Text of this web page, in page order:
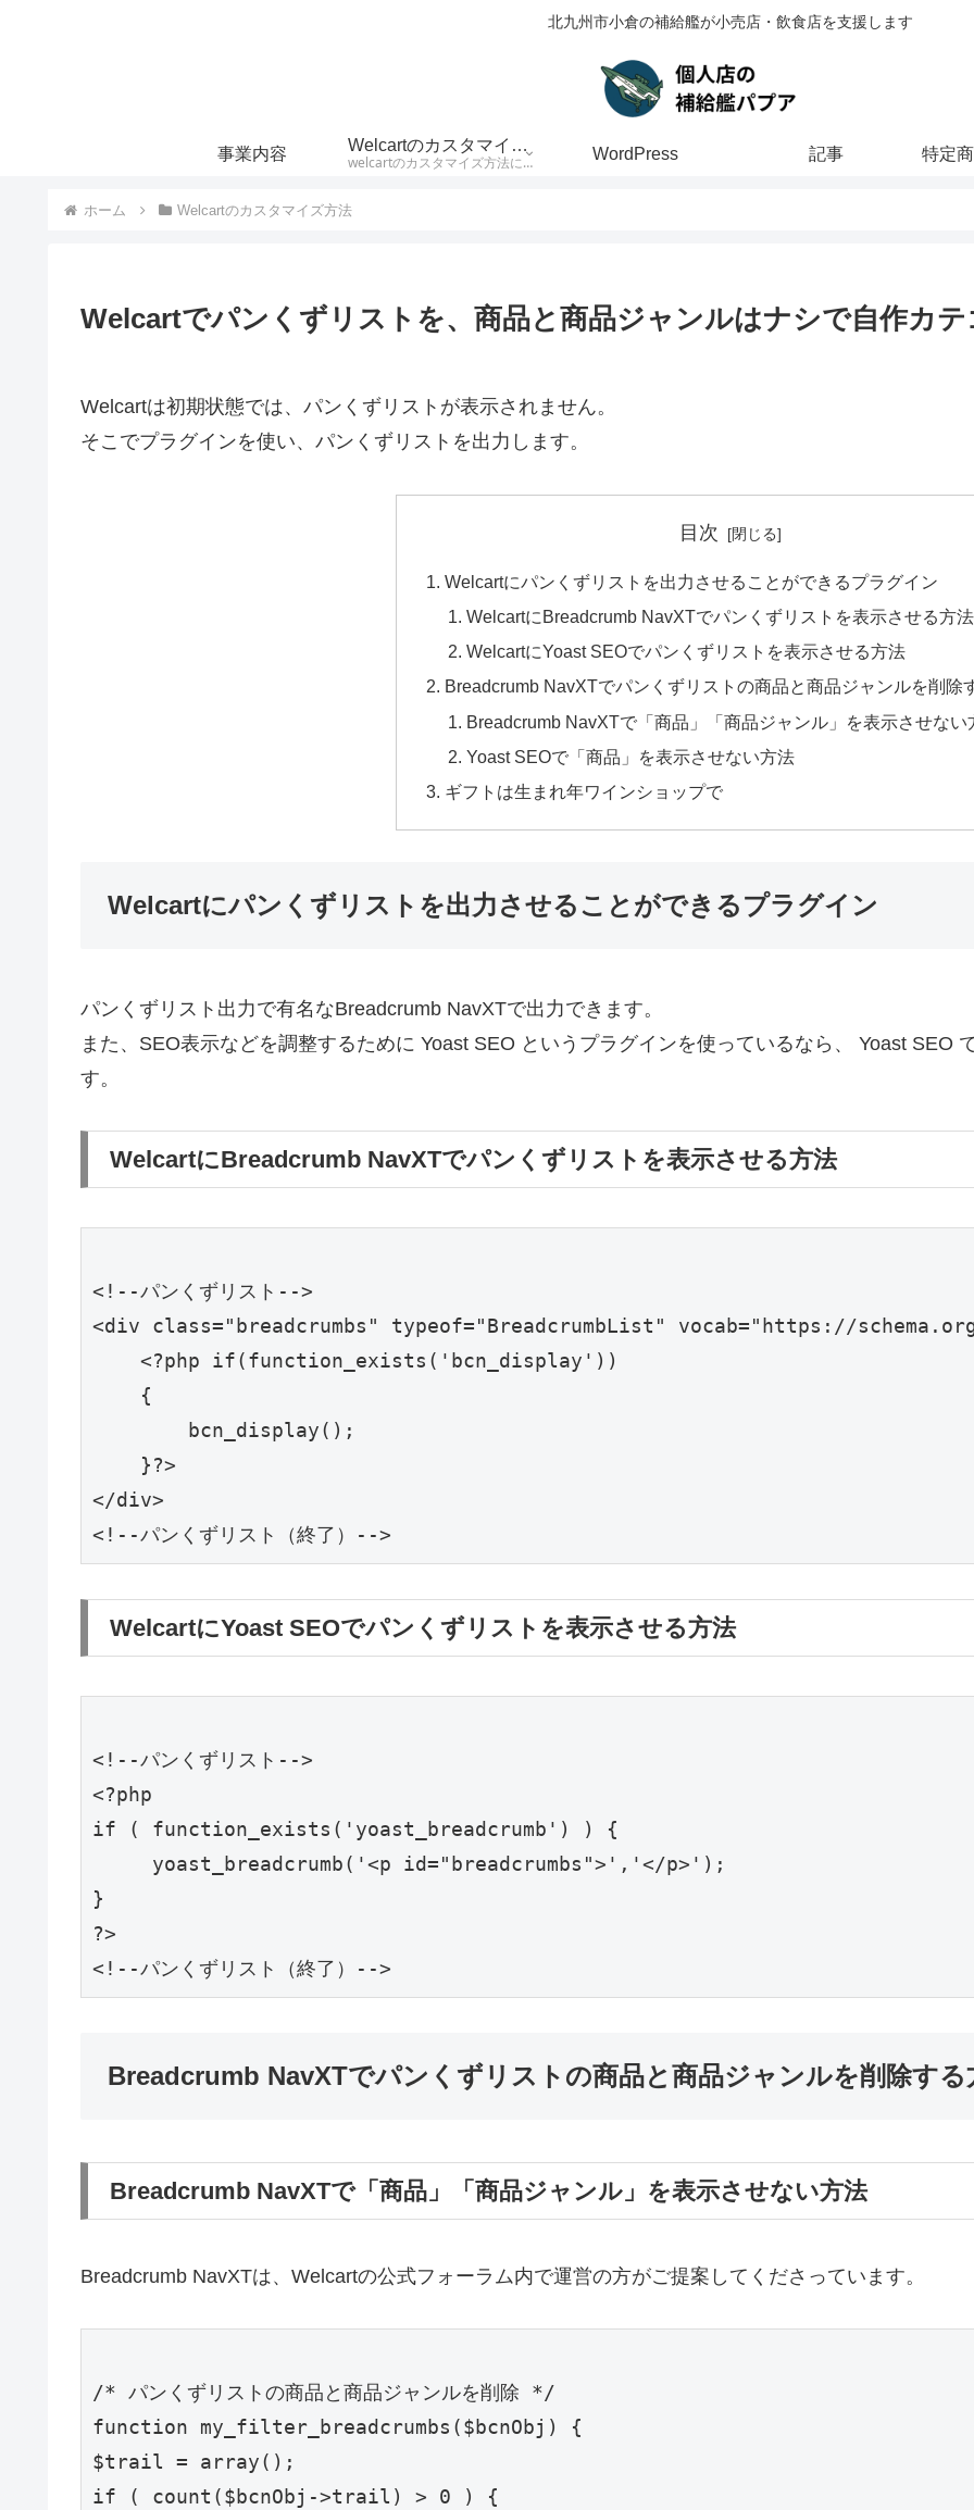
北九州市小倉の補給艦が小売店・飲食店を支援します
事業内容
Welcartのカスタマイズ方法
welcartのカスタマイズ方法について解説しています
WordPress 記事
ホーム Welcartのカスタマイズ方法
Welcartでパンくずリストを、商品と商品ジャンルはナシで自作カ
Welcartは初期状態では、パンくずリストが表示されません。
そこでプラグインを使い、パンくずリストを出力します。
目次
Welcartにパンくずリストを出力させることができるプラグイン
WelcartにBreadcrumb NavXTでパンくずリストを表示させる方法
WelcartにYoast SEOでパンくずリストを表示させる方法
Breadcrumb NavXTでパンくずリストの商品と商品ジャンルを削除
Breadcrumb NavXTで「商品」「商品ジャンル」を表示させない
Yoast SEOで「商品」を表示させない方法
ギフトは生まれ年ワインショップで
Welcartにパンくずリストを出力させることができるプラグイン
パンくずリスト出力で有名なBreadcrumb NavXTで出力できます。
また、SEO表示などを調整するために Yoast SEO というプラグインを使っているなら、 Yoast SEO
す。
WelcartにBreadcrumb NavXTでパンくずリストを表示させる方法
<!--パンくずリスト-->
<div class="breadcrumbs" typeof="BreadcrumbList" vocab="https://
    <?php if(function_exists('bcn_display'))
    {
        bcn_display();
    }?>
</div>
WelcartにYoast SEOでパンくずリストを表示させる方法
<!--パンくずリスト-->
<?php
if ( function_exists('yoast_breadcrumb') ) {
     yoast_breadcrumb('<p id="breadcrumbs">','</p>');
}
?>
Breadcrumb NavXTでパンくずリストの商品と商品ジャンルを削除する
Breadcrumb NavXTで「商品」「商品ジャンル」を表示させない方法
Breadcrumb NavXTは、Welcartの公式フォーラム内で運営の方がご提案してくださっています。
/* パンくずリストの商品と商品ジャンルを削除 */
function my_filter_breadcrumbs($bcnObj) {
$trail = array();
if ( count($bcnObj->trail) > 0 ) {